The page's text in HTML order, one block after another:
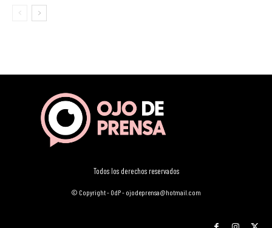
Todos los derechos reservados
© Copyright - OdP - ojodeprensa@hotmail.com